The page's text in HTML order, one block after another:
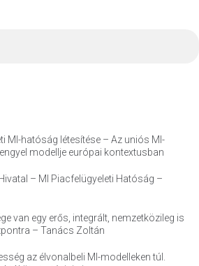
MI-hatóság létesítése – Az uniós MI-
modellje európai kontextusban
– MI Piacfelügyeleti Hatóság –
van egy erős, integrált, nemzetközileg is
– Tanács Zoltán
az élvonalbeli MI-modelleken túl.